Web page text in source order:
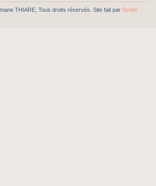
THIARE, Tous droits réservés. Site fait par Benito